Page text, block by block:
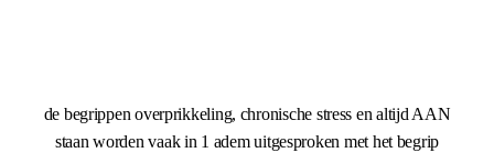
de begrippen overprikkeling, chronische stress en altijd AAN
staan worden vaak in 1 adem uitgesproken met het begrip